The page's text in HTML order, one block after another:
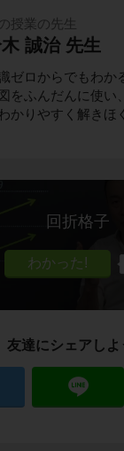
授業の先生
誠治 先生
ゼロからでもわか
をふんだんに使い
かりやすく解きほ
回折格子
友達にシェアしよ